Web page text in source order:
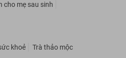
cho mẹ sau sinh
khoẻ Trà thảo mộc